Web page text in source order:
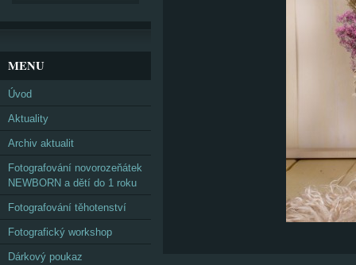
MENU
Úvod
Aktuality
Archiv aktualit
Fotografování novorozeňátek
NEWBORN a dětí do 1 roku
Fotografování těhotenství
Fotografický workshop
Dárkový poukaz